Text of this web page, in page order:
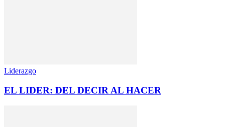
Liderazgo
EL LIDER: DEL DECIR AL HACER